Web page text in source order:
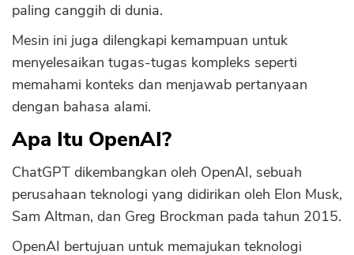
paling canggih di dunia.
Mesin ini juga dilengkapi kemampuan untuk
menyelesaikan tugas-tugas kompleks seperti
memahami konteks dan menjawab pertanyaan
dengan bahasa alami.
Apa Itu OpenAI?
ChatGPT dikembangkan oleh OpenAI, sebuah
perusahaan teknologi yang didirikan oleh Elon Musk,
Sam Altman, dan Greg Brockman pada tahun 2015.
OpenAI bertujuan untuk memajukan teknologi